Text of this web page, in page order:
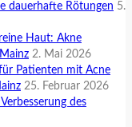
dauerhafte Rötungen 5.
Haut: Akne
2. Mai 2026
Patienten mit Acne
25. Februar 2026
des